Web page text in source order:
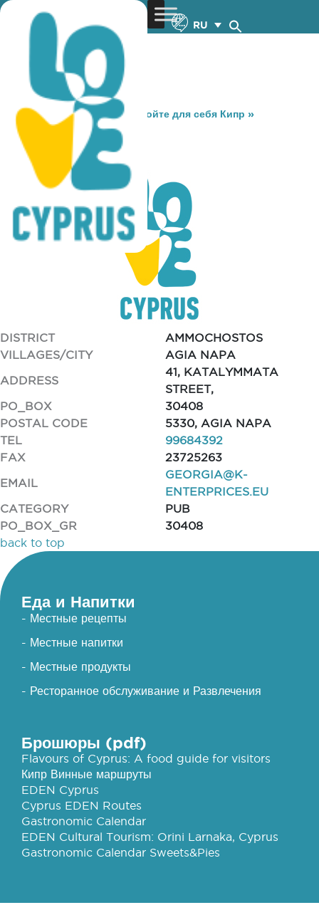
RU
You are here: Home »Откройте для себя Кипр »
Gastronomy
» RED BAR
RED BAR
DISTRICT
AMMOCHOSTOS
VILLAGES/CITY
AGIA NAPA
ADDRESS
41, KATALYMMATA
STREET,
PO_BOX
30408
POSTAL CODE
5330, AGIA NAPA
TEL
99684392
FAX
23725263
EMAIL
GEORGIA@K-
ENTERPRICES.EU
CATEGORY
PUB
PO_BOX_GR
30408
back to top
Еда и Напитки
- Местные рецепты
- Местные напитки
- Местные продукты
- Ресторанное обслуживание и Развлечения
Брошюры (pdf)
Flavours of Cyprus: A food guide for visitors
Кипр Винные маршруты
EDEN Cyprus
Cyprus EDEN Routes
Gastronomic Calendar
EDEN Cultural Tourism: Orini Larnaka, Cyprus
Gastronomic Calendar Sweets&Pies